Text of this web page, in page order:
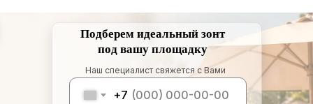
+7
Подберем идеальный зонт
под вашу площадку
Наш специалист свяжется с Вами